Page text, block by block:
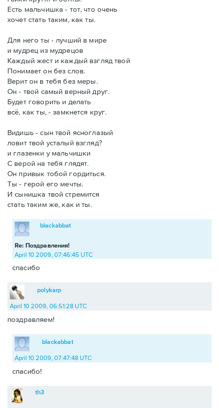
Есть мальчишка - тот, что очень
хочет стать таким, как ты.
Для него ты - лучший в мире
и мудрец из мудрецов
Каждый жест и каждый взгляд твой
Понимает он без слов.
Верит он в тебя без меры.
Он - твой самый верный друг.
Будет говорить и делать
всё, как ты, - замкнется круг.
Видишь - сын твой ясноглазый
ловит твой усталый взгляд?
и глазенки у мальчишки
С верой на тебя глядят.
Он привык тобой гордиться.
Ты - герой его мечты.
И сынишка твой стремится
стать таким же, как и ты.
Re: Поздравления!
blackabbat
April 10 2009, 07:46:45 UTC
спасибо
polykarp
April 10 2009, 06:51:28 UTC
поздравляем!
blackabbat
April 10 2009, 07:47:48 UTC
спасибо!
th3